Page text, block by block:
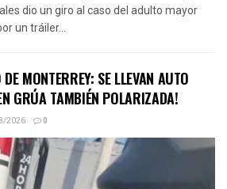
dio un giro al caso del adulto mayor
un tráiler...
MONTERREY: SE LLEVAN AUTO
GRÚA TAMBIÉN POLARIZADA!
2026 0